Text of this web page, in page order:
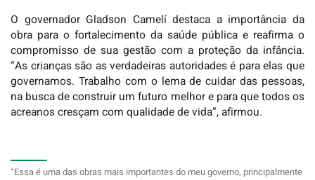
O governador Gladson Camelídestaca a importância da
obra para o fortalecimento da saúde pública e reafirma o
compromisso de sua gestão com a proteção da infância.
“As crianças são as verdadeiras autoridades é para elas que
governamos. Trabalho com o lema de cuidar das pessoas,
na busca de construir um futuro melhor e para que todos os
acreanos cresçam com qualidade de vida”, afirmou.
“Essa é uma das obras mais importantes do meu governo, principalmente